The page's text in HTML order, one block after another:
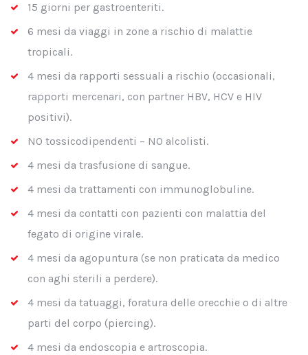
15 giorni per gastroenteriti.
6 mesi da viaggi in zone a rischio di malattie
tropicali.
4 mesi da rapporti sessuali a rischio (occasionali,
rapporti mercenari, con partner HBV, HCV e HIV
positivi).
NO tossicodipendenti – NO alcolisti.
4 mesi da trasfusione di sangue.
4 mesi da trattamenti con immunoglobuline.
4 mesi da contatti con pazienti con malattia del
fegato di origine virale.
4 mesi da agopuntura (se non praticata da medico
con aghi sterili a perdere).
4 mesi da tatuaggi, foratura delle orecchie o di altre
parti del corpo (piercing).
4 mesi da endoscopia e artroscopia.